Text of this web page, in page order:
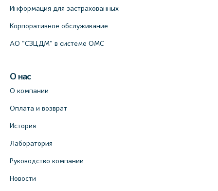
Информация для застрахованных
Корпоративное обслуживание
АО "СЗЦДМ" в системе ОМС
О нас
О компании
Оплата и возврат
История
Лаборатория
Руководство компании
Новости